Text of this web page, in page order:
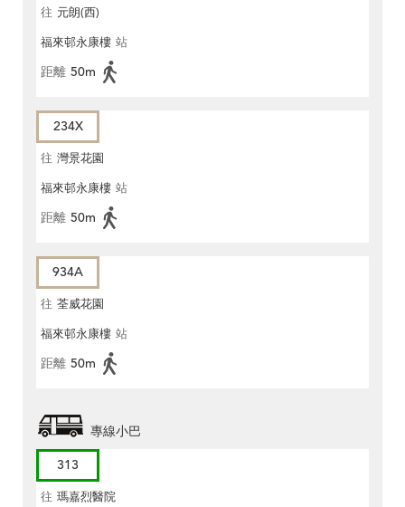
往 元朗(西)
福來邨永康樓 站
距離 50m
234X
往 灣景花園
福來邨永康樓 站
距離 50m
934A
往 荃威花園
福來邨永康樓 站
距離 50m
專線小巴
313
往 瑪嘉烈醫院